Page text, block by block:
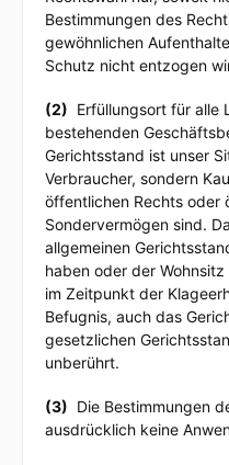
Bestimmungen des
gewöhnlichen
Schutz nicht entzogen
(2) Erfüllungsort für alle
bestehenden
Gerichtsstand ist unser
Verbraucher, sondern
öffentlichen Rechts oder
Sondervermögen sind.
allgemeinen
haben oder der
im Zeitpunkt der
Befugnis, auch das
gesetzlichen
unberührt.
(3) Die Bestimmungen
ausdrücklich keine